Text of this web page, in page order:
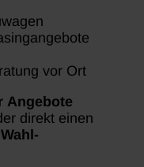
vor Ort
Angebote
direkt einen
Wahl-